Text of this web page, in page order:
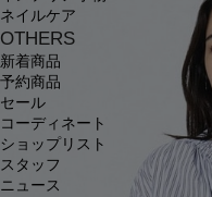
ネイルケア
OTHERS
新着商品
予約商品
セール
コーディネート
ショップリスト
スタッフ
ニュース